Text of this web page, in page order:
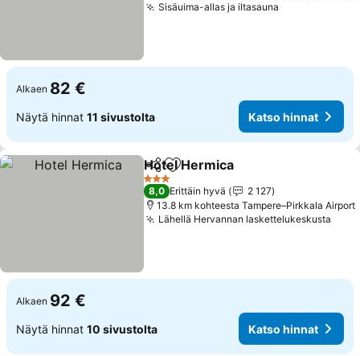
Sisäuima-allas ja iltasauna
Alkaen 82 €
Näytä hinnat 11 sivustolta Katso hinnat
Jaa Lisää suosikkeihin
Hotel Hermica
3 Tähtiluokitus
8,0 Erittäin hyvä
2 127
13.8 km kohteesta Tampere–Pirkkala Airport
Lähellä Hervannan laskettelukeskusta
Alkaen 92 €
Näytä hinnat 10 sivustolta Katso hinnat